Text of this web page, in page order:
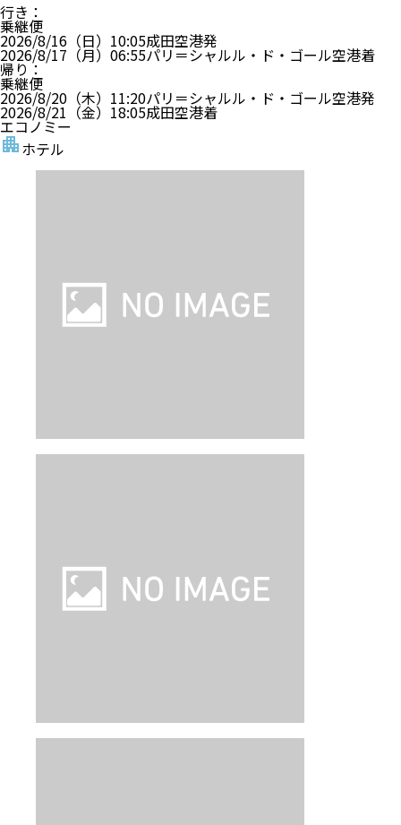
行き ：
乗継便
2026/8/16（日） 10:05成田空港発
2026/8/17（月） 06:55パリ＝シャルル・ド・ゴール空港着
帰り ：
乗継便
2026/8/20（木） 11:20パリ＝シャルル・ド・ゴール空港発
2026/8/21（金） 18:05成田空港着
エコノミー
ホテル